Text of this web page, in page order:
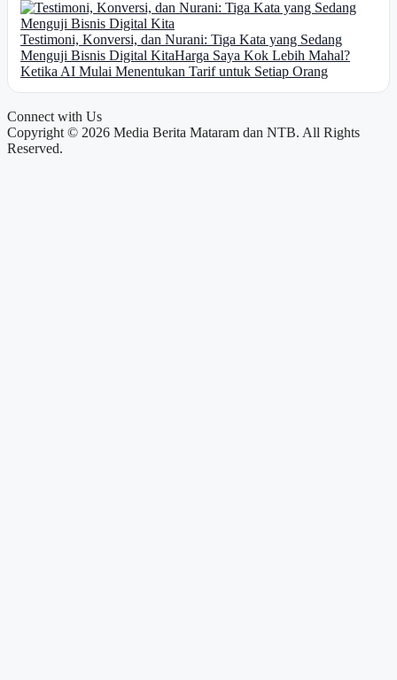
Testimoni, Konversi, dan Nurani: Tiga Kata yang Sedang
Menguji Bisnis Digital KitaHarga Saya Kok Lebih Mahal?
Ketika AI Mulai Menentukan Tarif untuk Setiap Orang
Connect with Us
Copyright © 2026 Media Berita Mataram dan NTB. All Rights
Reserved.